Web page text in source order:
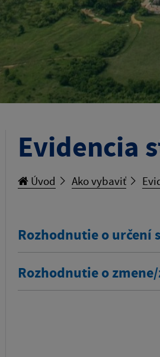
Evidencia
Úvod Ako vybaviť
Rozhodnutie o určení
Rozhodnutie o